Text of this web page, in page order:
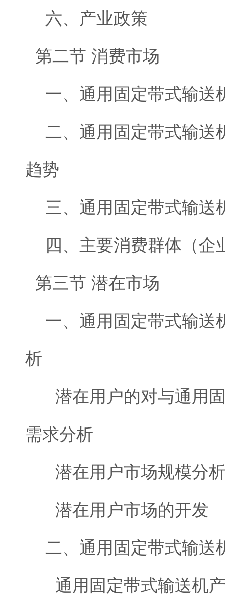
六、产业政策
第二节 消费市场
一、通用固定带式输送
二、通用固定带式输送
趋势
三、通用固定带式输送
四、主要消费群体（企
第三节 潜在市场
一、通用固定带式输送
析
潜在用户的对与通用固
需求分析
潜在用户市场规模分
潜在用户市场的开发
二、通用固定带式输送
通用固定带式输送机产